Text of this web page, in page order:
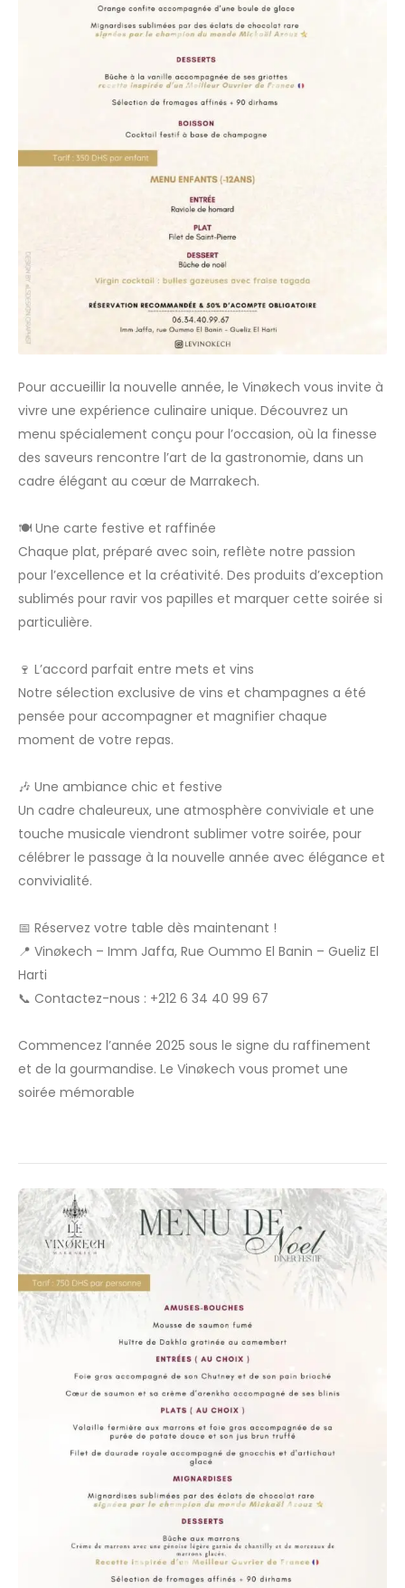
Pour accueillir la nouvelle année, le Vinøkech vous invite à
vivre une expérience culinaire unique. Découvrez un
menu spécialement conçu pour l’occasion, où la finesse
des saveurs rencontre l’art de la gastronomie, dans un
cadre élégant au cœur de Marrakech.
🍽 Une carte festive et raffinée
Chaque plat, préparé avec soin, reflète notre passion
pour l’excellence et la créativité. Des produits d’exception
sublimés pour ravir vos papilles et marquer cette soirée si
particulière.
🍷 L’accord parfait entre mets et vins
Notre sélection exclusive de vins et champagnes a été
pensée pour accompagner et magnifier chaque
moment de votre repas.
🎶 Une ambiance chic et festive
Un cadre chaleureux, une atmosphère conviviale et une
touche musicale viendront sublimer votre soirée, pour
célébrer le passage à la nouvelle année avec élégance et
convivialité.
📅 Réservez votre table dès maintenant !
📍 Vinøkech – Imm Jaffa, Rue Oummo El Banin – Gueliz El
Harti
📞 Contactez-nous : +212 6 34 40 99 67
Commencez l’année 2025 sous le signe du raffinement
et de la gourmandise. Le Vinøkech vous promet une
soirée mémorable